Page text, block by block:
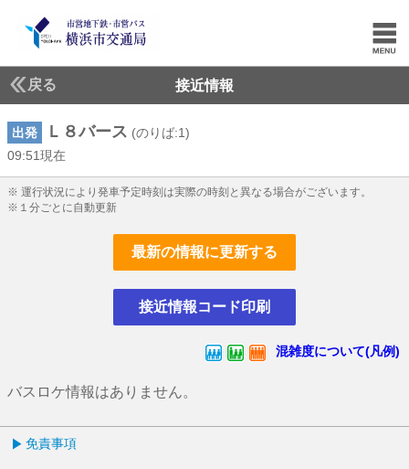
戻る 接近情報
出発 Ｌ８バース (のりば:1)
09:51現在
※ 運行状況により発車予定時刻は実際の時刻と異なる場合がございます。
※１分ごとに自動更新
最新の情報に更新する
接近情報コード印刷
混雑度について(凡例)
バスロケ情報はありません。
免責事項